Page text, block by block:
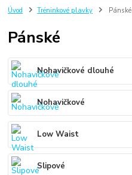
Úvod Tréninkové plavky Pánské
Pánské
Nohavičkové dlouhé
Nohavičkové
Low Waist
Slipové